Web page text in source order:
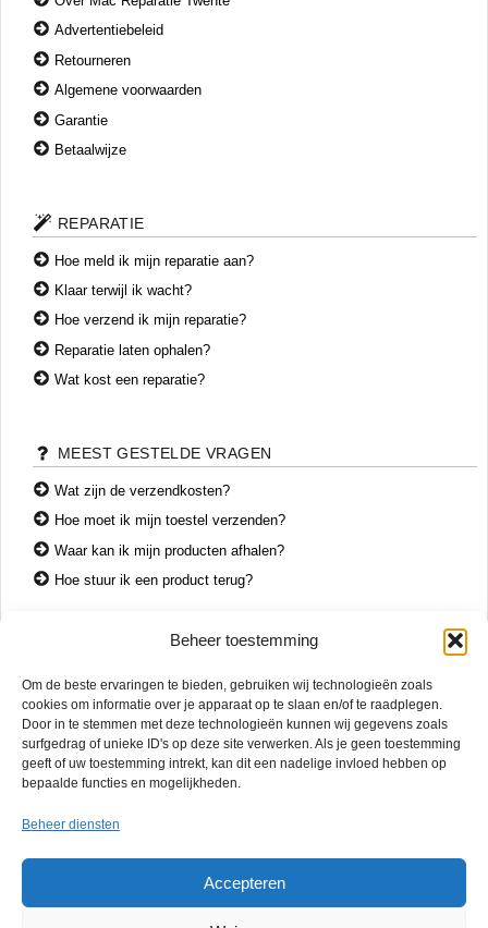
Beheer toestemming
Om de beste ervaringen te bieden, gebruiken wij technologieën zoals
cookies om informatie over je apparaat op te slaan en/of te raadplegen.
Door in te stemmen met deze technologieën kunnen wij gegevens zoals
surfgedrag of unieke ID's op deze site verwerken. Als je geen toestemming
geeft of uw toestemming intrekt, kan dit een nadelige invloed hebben op
bepaalde functies en mogelijkheden.
Beheer diensten
Accepteren
Advertentiebeleid
Retourneren
Algemene voorwaarden
Garantie
Betaalwijze
REPARATIE
Hoe meld ik mijn reparatie aan?
Klaar terwijl ik wacht?
Hoe verzend ik mijn reparatie?
Reparatie laten ophalen?
Wat kost een reparatie?
MEEST GESTELDE VRAGEN
Wat zijn de verzendkosten?
Hoe moet ik mijn toestel verzenden?
Waar kan ik mijn producten afhalen?
Hoe stuur ik een product terug?
+31 74 7850071
+31 683 65 60 77
Wemenstraat 26
7551 EX Hengelo
Mac Reparatie Twente biedt snelle en betrouwbare service in Hengelo,